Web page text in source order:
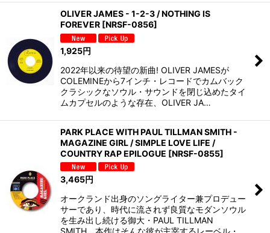
OLIVER JAMES - 1-2-3 / NOTHING IS
FOREVER [NRSF-0856]
1,925円
2022年以来の待望の新曲! OLIVER JAMESが
COLEMINEから7インチ・レコードでカムバック
クラシックなソウル・サウンドを閉じ込めたタイ
ムカプセルのような存在、OLIVER JA…
PARK PLACE WITH PAUL TILLMAN SMITH -
MAGAZINE GIRL / SIMPLE LOVE LIFE /
COUNTRY RAP EPILOGUE [NRSF-0855]
3,465円
オークランド出身のソングライター兼プロデュー
サーであり、時代に流されず良質なモダンソウル
を生み出し続ける御大・PAUL TILLMAN